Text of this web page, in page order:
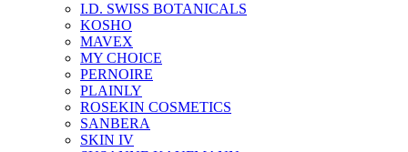
I.D. SWISS BOTANICALS
KOSHO
MAVEX
MY CHOICE
PERNOIRE
PLAINLY
ROSEKIN COSMETICS
SANBERA
SKIN IV